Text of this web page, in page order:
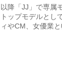
以降「JJ」で専属
トップモデルとし
ィやCM、女優業